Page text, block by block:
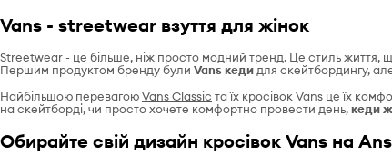
Vans - streetwear взуття для жінок
Streetwear - це більше, ніж просто модний тренд. Це стиль життя,
Першим продуктом бренду були Vans кеди для скейтбордингу,
Найбільшою перевагоюVans Classic та їх кросівок Vans це їх
на скейтборді, чи просто хочете комфортно провести день,кеди
Обирайте свій дизайн кросівок Vans на